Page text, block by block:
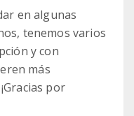
en algunas
tenemos varios
y con
más
por